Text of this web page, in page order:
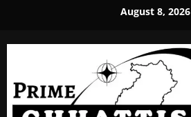
content
August 8, 2026